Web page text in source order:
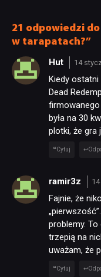
21 odpowiedzi
w tarapatach?”
Hut 14
Kiedy
Dead
była na 30
plotki, że gra
Cytuj
ramir3z
Fajnie, że
problemy. To
trzepią na
uważam, że
Cytuj